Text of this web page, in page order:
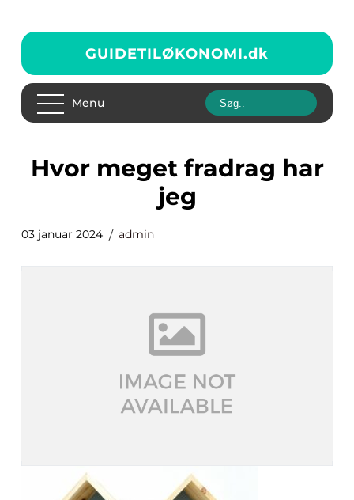
GUIDETILØKONOMI.dk
Menu
hvor meget fradrag har
jeg
03 januar 2024 admin